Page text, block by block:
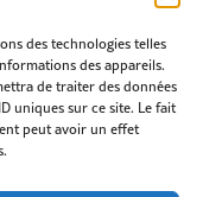
des technologies telles
des appareils.
de traiter des données
uniques sur ce site. Le fait
peut avoir un effet